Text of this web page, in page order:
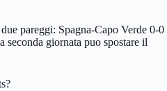
pareggi: Spagna-Capo Verde 0-0
giornata puo spostare il